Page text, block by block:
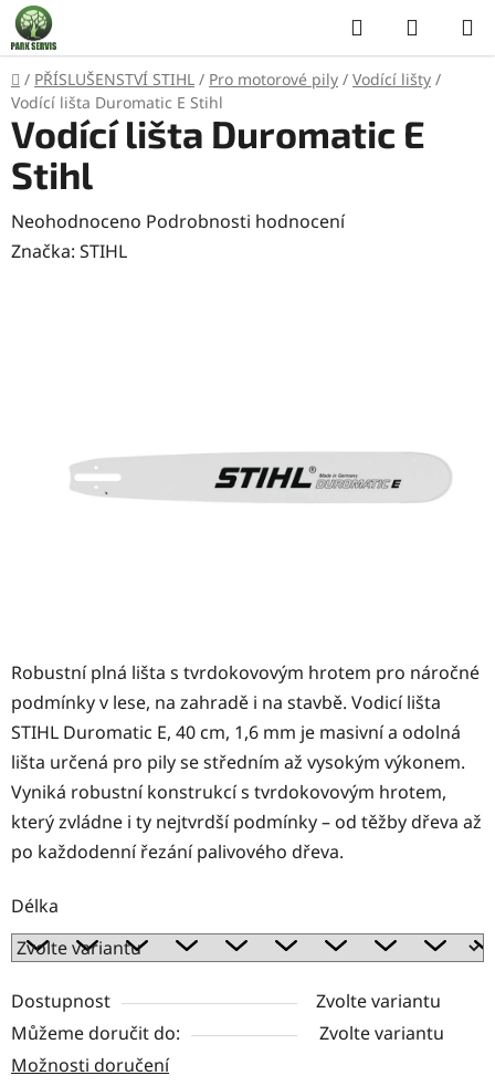
Přejít
na
obsah
Hledat
KOŠÍK
Domů
/ PŘÍSLUŠENSTVÍ STIHL / Pro motorové pily / Vodící lišty /
Vodící lišta Duromatic E Stihl
Robustní plná lišta s tvrdokovovým hrotem pro náročné
podmínky v lese, na zahradě i na stavbě. Vodicí lišta
STIHL Duromatic E, 40 cm, 1,6 mm je masivní a odolná
lišta určená pro pily se středním až vysokým výkonem.
Vyniká robustní konstrukcí s tvrdokovovým hrotem,
který zvládne i ty nejtvrdší podmínky – od těžby dřeva až
po každodenní řezání palivového dřeva.
Délka
Dostupnost
Zvolte variantu
Můžeme doručit do:
Zvolte variantu
Možnosti doručení
Vodící lišta Duromatic E
Stihl
Průměrné
hodnocení
Neohodnoceno Podrobnosti hodnocení
Značka: STIHL